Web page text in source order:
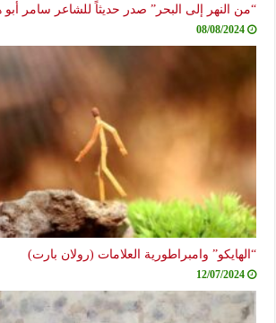
النهر إلى البحر” صدر حديثاً للشاعر سامر أبو هواش
08/08/2024
وامبراطورية العلامات (رولان بارت)
12/07/2024